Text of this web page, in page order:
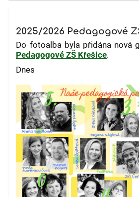
2025/2026 Pedagogové
Do fotoalba byla přidána nová
Pedagogové ZŠ Křešice.
Dnes